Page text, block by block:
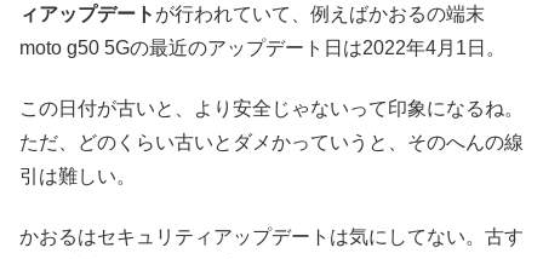
ィアップデート が行われていて、例えばかおるの端末
moto g50 5Gの最近のアップデート日は2022年4月1日。
この日付が古いと、より安全じゃないって印象になるね。
ただ、どのくらい古いとダメかっていうと、そのへんの線
引は難しい。
かおるはセキュリティアップデートは気にしてない。古す